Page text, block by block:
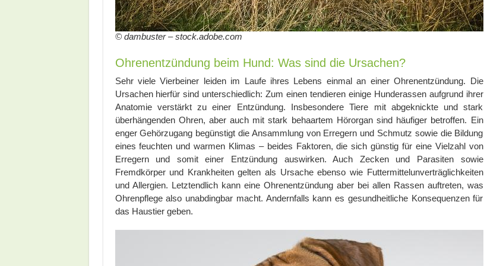
© dambuster – stock.adobe.com
Ohrenentzündung beim Hund: Was sind die Ursachen?
Sehr viele Vierbeiner leiden im Laufe ihres Lebens einmal an einer Ohrenentzündung. Die
Ursachen hierfür sind unterschiedlich: Zum einen tendieren einige Hunderassen aufgrund ihrer
Anatomie verstärkt zu einer Entzündung. Insbesondere Tiere mit abgeknickte und stark
überhängenden Ohren, aber auch mit stark behaartem Hörorgan sind häufiger betroffen. Ein
enger Gehörzugang begünstigt die Ansammlung von Erregern und Schmutz sowie die Bildung
eines feuchten und warmen Klimas – beides Faktoren, die sich günstig für eine Vielzahl von
Erregern und somit einer Entzündung auswirken. Auch Zecken und Parasiten sowie
Fremdkörper und Krankheiten gelten als Ursache ebenso wie Futtermittelunverträglichkeiten
und Allergien. Letztendlich kann eine Ohrenentzündung aber bei allen Rassen auftreten, was
Ohrenpflege also unabdingbar macht. Andernfalls kann es gesundheitliche Konsequenzen für
das Haustier geben.